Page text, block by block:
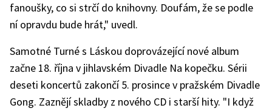
fanoušky, co si strčí do knihovny. Doufám, že se podle
ní opravdu bude hrát," uvedl.
Samotné Turné s Láskou doprovázející nové album
začne 18. října v jihlavském Divadle Na kopečku. Sérii
deseti koncertů zakončí 5. prosince v pražském Divadle
Gong. Zaznějí skladby z nového CD i starší hity. "I když